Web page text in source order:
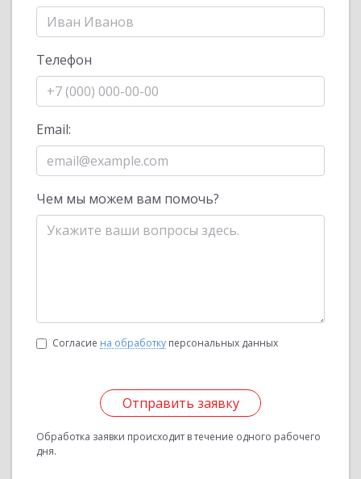
Телефон
Email:
Чем мы можем вам помочь?
Согласие на обработку персональных данных
Отправить заявку
Обработка заявки происходит в течение одного рабочего
дня.